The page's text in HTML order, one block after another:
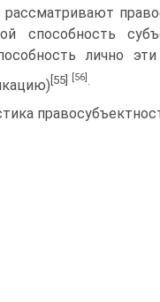
рассматривают
способность
лично
[55] [56]